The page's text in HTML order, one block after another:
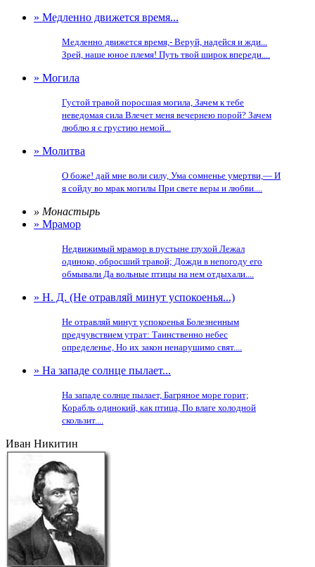
» Медленно движется время...
Медленно движется время,- Веруй, надейся и жди...
Зрей, наше юное племя! Путь твой широк впереди....
» Могила
Густой травой поросшая могила, Зачем к тебе
неведомая сила Влечет меня вечернею порой? Зачем
люблю я с грустию немой...
» Молитва
О боже! дай мне воли силу, Ума сомненье умертви,— И
я сойду во мрак могилы При свете веры и любви....
» Монастырь
» Мрамор
Недвижимый мрамор в пустыне глухой Лежал
одиноко, обросший травой; Дожди в непогоду его
обмывали Да вольные птицы на нем отдыхали....
» Н. Д. (Не отравляй минут успокоенья...)
Не отравляй минут успокоенья Болезненным
предчувствием утрат: Таинственно небес
определенье, Но их закон ненарушимо свят....
» На западе солнце пылает...
На западе солнце пылает, Багряное море горит;
Корабль одинокий, как птица, По влаге холодной
скользит....
Иван Никитин